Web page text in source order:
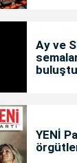
Ay ve
buluştu
YENİ